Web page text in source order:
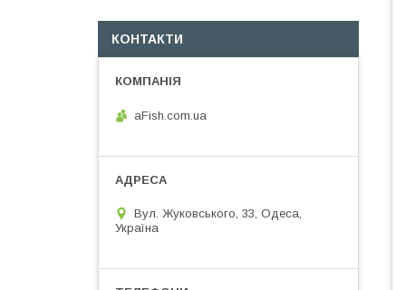
КОНТАКТИ
aFish.com.ua
Вул. Жуковського, 33, Одеса,
Україна